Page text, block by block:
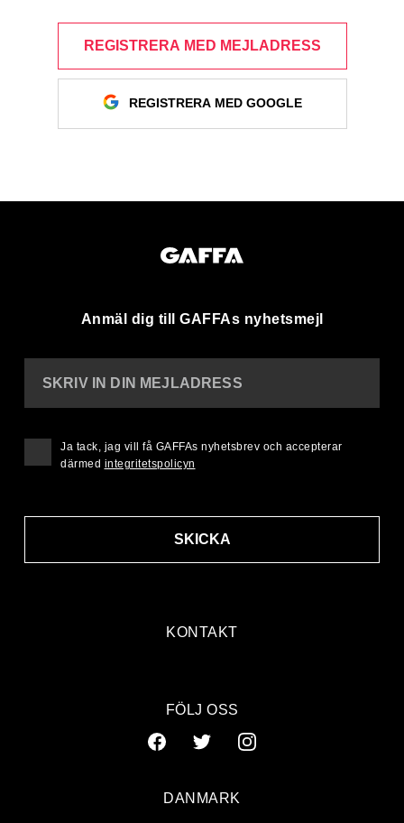
REGISTRERA MED MEJLADRESS
REGISTRERA MED GOOGLE
Anmäl dig till GAFFAs nyhetsmejl
KONTAKT
SKRIV IN DIN MEJLADRESS
SKICKA
Ja tack, jag vill få GAFFAs nyhetsbrev och accepterar
därmed integritetspolicyn
FÖLJ OSS
DANMARK